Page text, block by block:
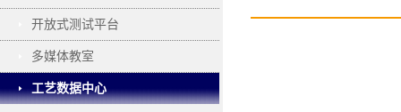
开放式测试平台
多媒体教室
工艺数据中心